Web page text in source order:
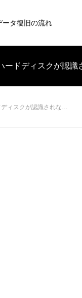
ータ復旧の流れ
ードディスクが認識
ィスクが認識されな…